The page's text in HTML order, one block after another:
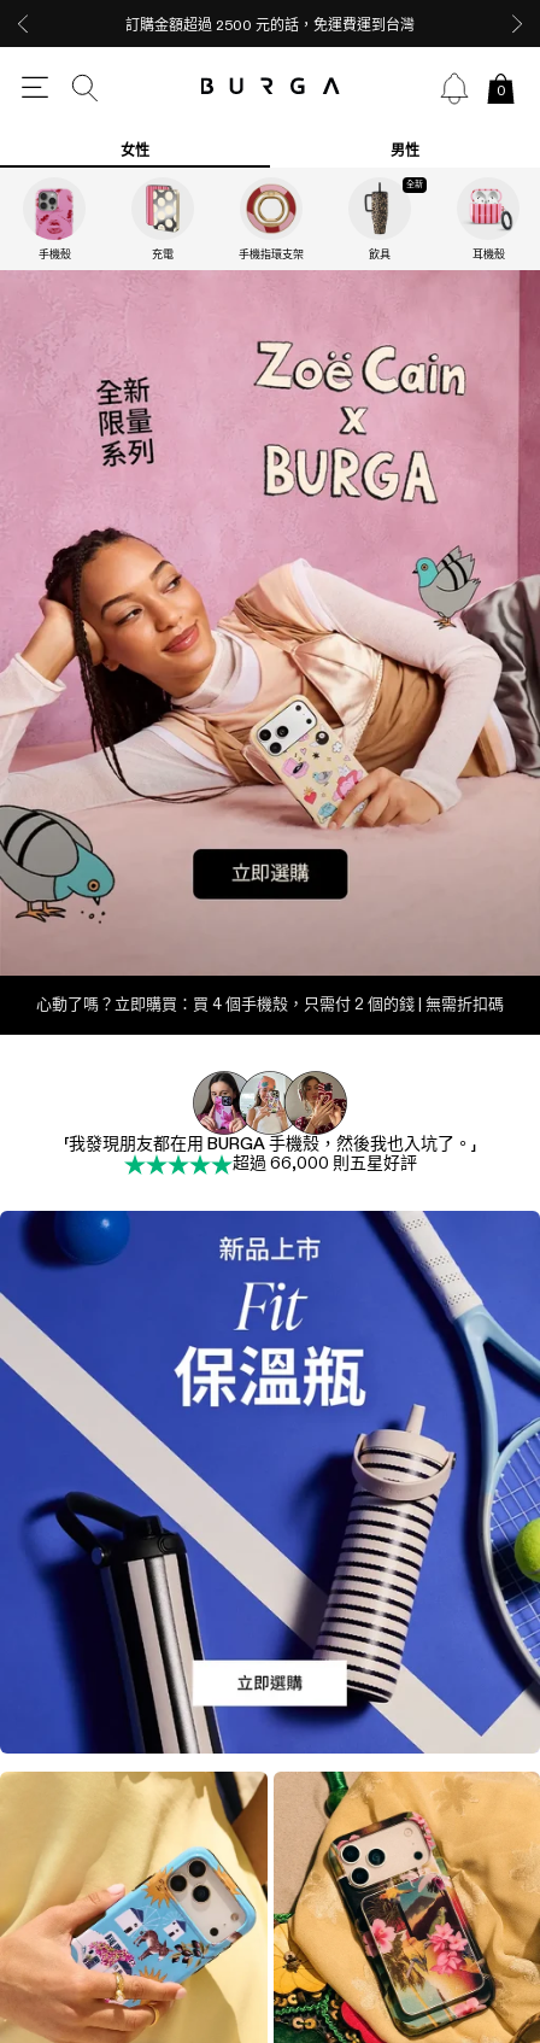
訂購金額超過 2500 元的話，免運費運到台灣
0
女性 男性
手機殼 充電 手機指環支架
全新
飲具 耳機殼
心動了嗎？立即購買：買 4 個手機殼，只需付 2 個的錢 | 無需折扣碼
「我發現朋友都在用 BURGA 手機殼，然後我也入坑了。」
超過 66,000 則五星好評